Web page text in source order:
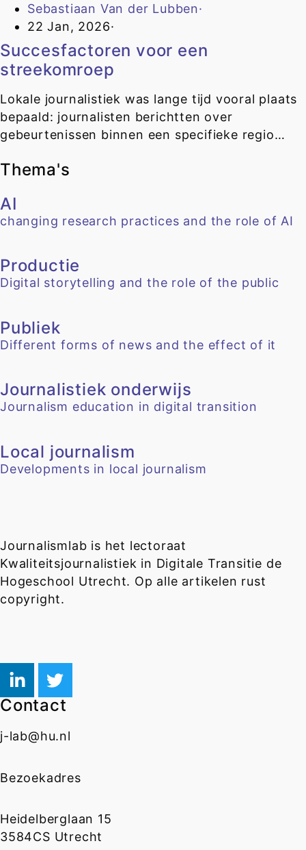
Sebastiaan Van der Lubben·
22 Jan, 2026·
Succesfactoren voor een
streekomroep
Lokale journalistiek was lange tijd vooral plaats
bepaald: journalisten berichtten over
gebeurtenissen binnen een specifieke regio…
Thema's
AI
changing research practices and the role of AI
Productie
Digital storytelling and the role of the public
Publiek
Different forms of news and the effect of it
Journalistiek onderwijs
Journalism education in digital transition
Local journalism
Developments in local journalism
Journalismlab is het lectoraat
Kwaliteitsjournalistiek in Digitale Transitie de
Hogeschool Utrecht. Op alle artikelen rust
copyright.
Contact
j-lab@hu.nl
Bezoekadres
Heidelberglaan 15
3584CS Utrecht